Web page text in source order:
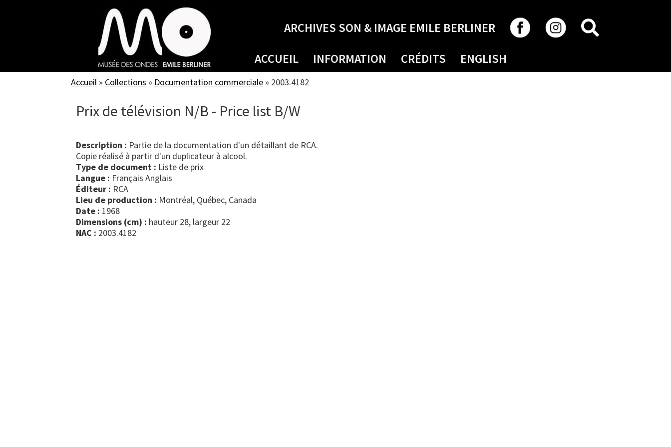
ARCHIVES SON & IMAGE EMILE BERLINER
ACCUEIL INFORMATION CRÉDITS ENGLISH
Accueil » Collections » Documentation commerciale » 2003.4182
Prix de télévision N/B - Price list B/W
Description : Partie de la documentation d'un détaillant de RCA.
Copie réalisé à partir d'un duplicateur à alcool.
Type de document :
liste de prix
Langue : Français Anglais
Éditeur : RCA
Lieu de production : Montréal, Québec, Canada
Date : 1968
Dimensions (cm) : hauteur 28, largeur 22
NAC : 2003.4182